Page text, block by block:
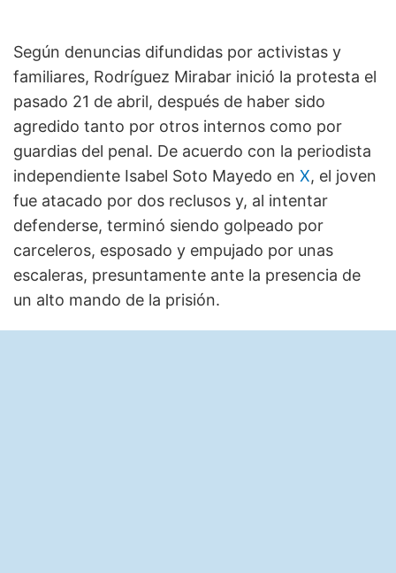
Según denuncias difundidas por activistas y
familiares, Rodríguez Mirabar inició la protesta el
pasado 21 de abril, después de haber sido
agredido tanto por otros internos como por
guardias del penal. De acuerdo con la periodista
independiente Isabel Soto Mayedo en X, el joven
fue atacado por dos reclusos y, al intentar
defenderse, terminó siendo golpeado por
carceleros, esposado y empujado por unas
escaleras, presuntamente ante la presencia de
un alto mando de la prisión.